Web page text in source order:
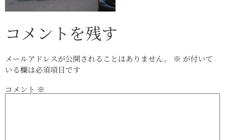
コメントを残す
メールアドレスが公開されることはありません。 ※ が付いて
いる欄は必須項目です
コメント ※